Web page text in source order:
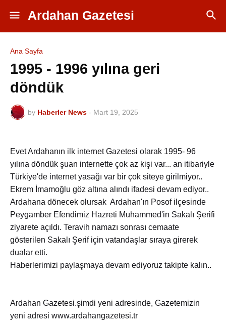
Ardahan Gazetesi
Ana Sayfa
1995 - 1996 yılına geri
döndük
by Haberler News - Mart 19, 2025
Evet Ardahanın ilk internet Gazetesi olarak 1995- 96
yılına döndük şuan internette çok az kişi var... an itibariyle
Türkiye'de internet yasağı var bir çok siteye girilmiyor..
Ekrem İmamoğlu göz altına alındı ifadesi devam ediyor..
Ardahana dönecek olursak Ardahan'ın Posof ilçesinde
Peygamber Efendimiz Hazreti Muhammed'in Sakalı Şerifi
ziyarete açıldı. Teravih namazı sonrası cemaate
gösterilen Sakalı Şerif için vatandaşlar sıraya girerek
dualar etti.
Haberlerimizi paylaşmaya devam ediyoruz takipte kalın..
Ardahan Gazetesi.şimdi yeni adresinde, Gazetemizin
yeni adresi www.ardahangazetesi.tr